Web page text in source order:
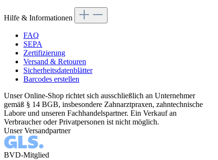
Hilfe & Informationen
FAQ
SEPA
Zertifizierung
Versand & Retouren
Sicherheitsdatenblätter
Barcodes erstellen
Unser Online-Shop richtet sich ausschließlich an Unternehmer
gemäß § 14 BGB, insbesondere Zahnarztpraxen, zahntechnische
Labore und unseren Fachhandelspartner. Ein Verkauf an
Verbraucher oder Privatpersonen ist nicht möglich.
Unser Versandpartner
BVD-Mitglied